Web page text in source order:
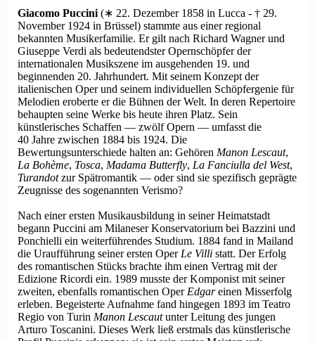
Giacomo Puccini(∗ 22. Dezember 1858 in Lucca ‑ † 29.
November 1924 in Brüssel) stammte aus einer regional
bekannten Musikerfamilie. Er gilt nach Richard Wagner und
Giuseppe Verdi als bedeutendster Opernschöpfer der
internationalen Musikszene im ausgehenden 19. und
beginnenden 20. Jahr­hundert. Mit seinem Konzept der
italienischen Oper und seinem individuellen Schöpfergenie für
Melodien eroberte er die Bühnen der Welt. In deren Repertoire
behaupten seine Werke bis heute ihren Platz. Sein
künstlerisches Schaffen — zwölf Opern — umfasst die
40 Jahre zwischen 1884 bis 1924. Die
Bewertungsunterschiede halten an: Gehören Manon Lescaut,
La Bohème, Tosca, Madama Butterfly, La Fanciulla del West,
Turandotzur Spätromantik — oder sind sie spezifisch geprägte
Zeugnisse des sogenannten Verismo?
Nach einer ersten Musikausbildung in seiner Heimatstadt
begann Puccini am Milaneser Konservatorium bei Bazzini und
Ponchielli ein weiterführendes Studium. 1884 fand in Mailand
die Uraufführung seiner ersten OperLe Villi statt. Der Erfolg
des romantischen Stücks brachte ihm einen Vertrag mit der
Edizione Ricordi ein. 1989 musste der Komponist mit seiner
zweiten, ebenfalls romantischen OperEdgareinen Misserfolg
erleben. Begeisterte Aufnahme fand hingegen 1893 im Teatro
Regio von Turin Manon Lescautunter Leitung des jungen
Arturo Toscanini. Dieses Werk ließ erstmals das künstlerische